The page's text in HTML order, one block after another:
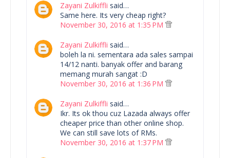
Zayani Zulkiffli said…
Same here. Its very cheap right?
November 30, 2016 at 1:35 PM
Zayani Zulkiffli said…
boleh la ni. sementara ada sales sampai
14/12 nanti. banyak offer and barang
memang murah sangat :D
November 30, 2016 at 1:36 PM
Zayani Zulkiffli said…
Ikr. Its ok thou cuz Lazada always offer
cheaper price than other online shop.
We can still save lots of RMs.
November 30, 2016 at 1:37 PM